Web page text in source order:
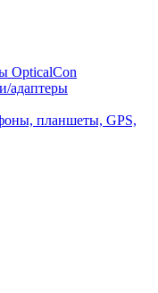
OpticalCon
адаптеры
планшеты, GPS,